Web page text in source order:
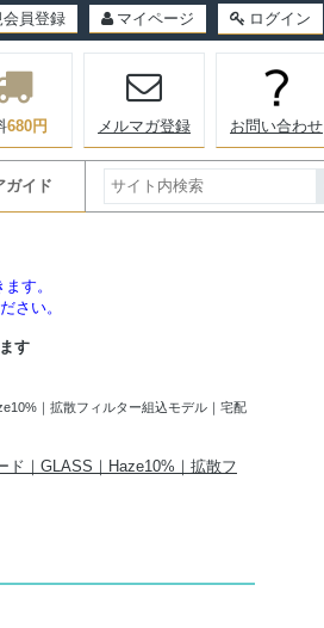
会員登録 マイページ ログイン
680円 メルマガ登録 お問い合わせ
ガイド
す。
さい。
す
｜拡散フィルター組込モデル｜宅配
ド｜GLASS｜Haze10%｜拡散フ